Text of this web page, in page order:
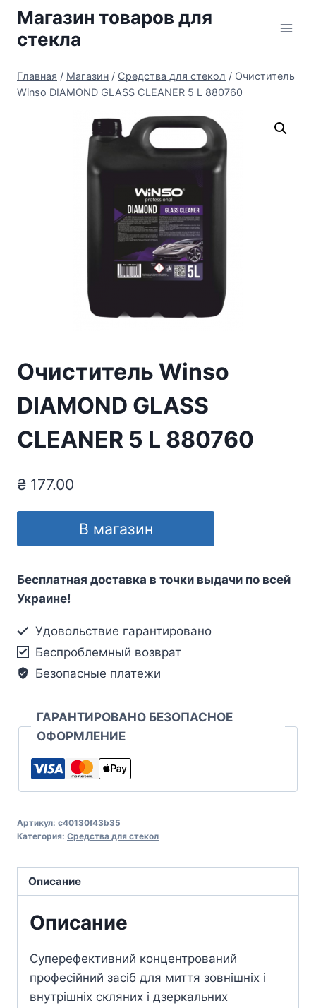
Перейти
содержимому
Магазин товаров для
стекла
Главная / Магазин / Средства для стекол / Очиститель
Winso DIAMOND GLASS CLEANER 5 L 880760
Очиститель Winso
DIAMOND GLASS
CLEANER 5 L 880760
₴ 177.00
В магазин
Бесплатная доставка в точки выдачи по всей
Украине!
Удовольствие гарантировано
Беспроблемный возврат
Безопасные платежи
ГАРАНТИРОВАНО БЕЗОПАСНОЕ
ОФОРМЛЕНИЕ
Артикул: c40130f43b35
Категория: Средства для стекол
Описание
Описание
Суперефективний концентрований
професійний засіб для миття зовнішніх і
внутрішніх скляних і дзеркальних